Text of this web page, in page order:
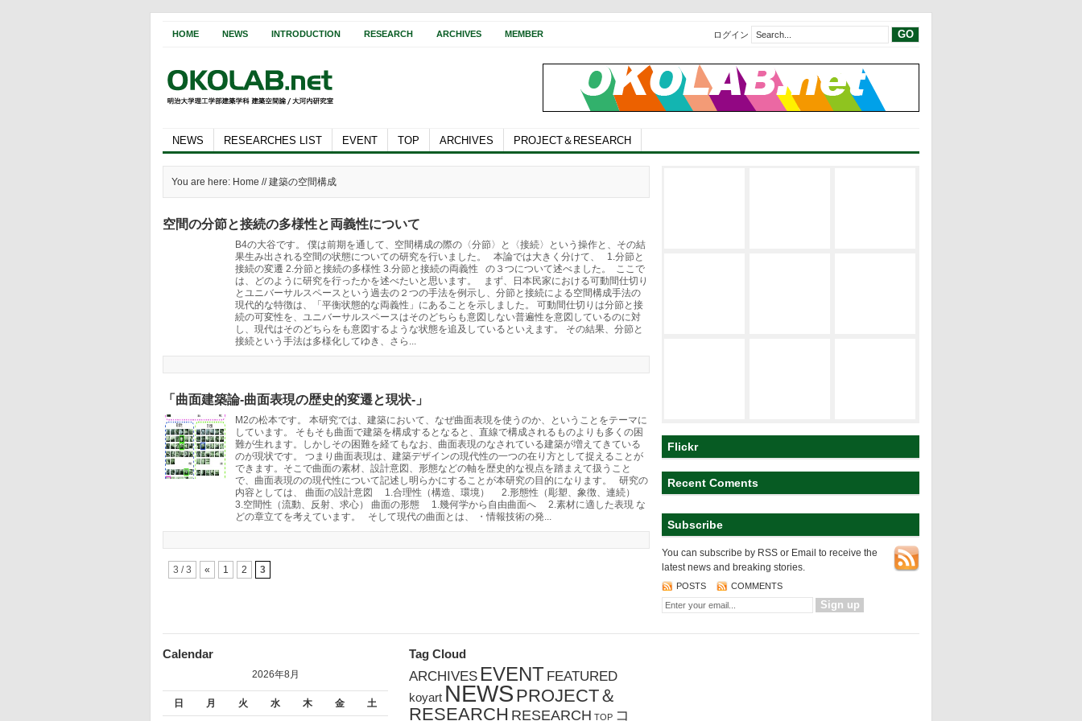
HOME NEWS INTRODUCTION RESEARCH ARCHIVES MEMBER ログイン
NEWS RESEARCHES LIST EVENT TOP ARCHIVES PROJECT＆RESEARCH
You are here: Home // 建築の空間構成
空間の分節と接続の多様性と両義性について
B4の大谷です。 僕は前期を通して、空間構成の際の〈分節〉と〈接続〉という操作と、その結
果生み出される空間の状態についての研究を行いました。 本論では大きく分けて、 1.分節と
接続の変遷 2.分節と接続の多様性 3.分節と接続の両義性 の３つについて述べました。 ここで
は、どのように研究を行ったかを述べたいと思います。 まず、日本民家における可動間仕切り
とユニバーサルスペースという過去の２つの手法を例示し、分節と接続による空間構成手法の
現代的な特徴は、「平衡状態的な両義性」にあることを示しました。 可動間仕切りは分節と接
続の可変性を、ユニバーサルスペースはそのどちらも意図しない普遍性を意図しているのに対
し、現代はそのどちらをも意図するような状態を追及しているといえます。 その結果、分節と
接続という手法は多様化してゆき、さら...
「曲面建築論-曲面表現の歴史的変遷と現状-」
M2の松本です。 本研究では、建築において、なぜ曲面表現を使うのか、ということをテーマに
しています。 そもそも曲面で建築を構成するとなると、直線で構成されるものよりも多くの困
難が生れます。しかしその困難を経てもなお、曲面表現のなされている建築が増えてきている
のが現状です。 つまり曲面表現は、建築デザインの現代性の一つの在り方として捉えることが
できます。そこで曲面の素材、設計意図、形態などの軸を歴史的な視点を踏まえて扱うこと
で、曲面表現のの現代性について記述し明らかにすることが本研究の目的になります。 研究の
内容としては、 曲面の設計意図 1.合理性（構造、環境） 2.形態性（彫塑、象徴、連続）
3.空間性（流動、反射、求心） 曲面の形態 1.幾何学から自由曲面へ 2.素材に適した表現 な
どの章立てを考えています。 そして現代の曲面とは、 ・情報技術の発...
3 / 3 « 1 2 3
Flickr
Recent Coments
Subscribe
You can subscribe by RSS or Email to receive the
latest news and breaking stories.
POSTS COMMENTS
Calendar
2026年8月
日 月 火 水 木 金 土
Tag Cloud
ARCHIVES EVENT FEATURED
koyart NEWS PROJECT＆
RESEARCH RESEARCH TOP コ